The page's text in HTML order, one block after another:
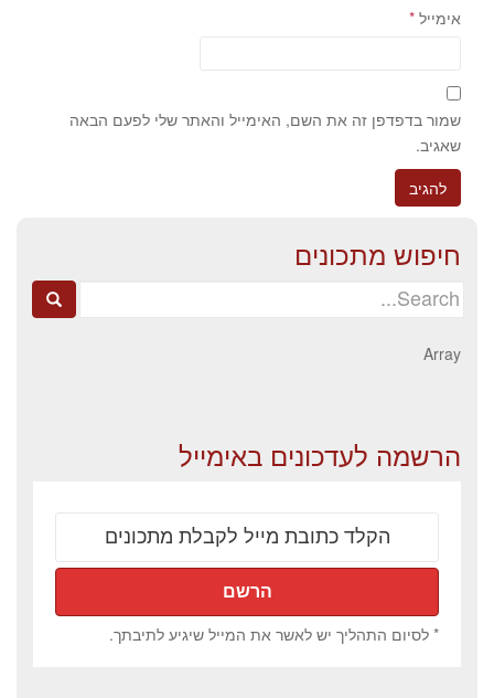
אימייל *
שמור בדפדפן זה את השם, האימייל והאתר שלי לפעם הבאה
שאגיב.
חיפוש מתכונים
Search
Array
הרשמה לעדכונים באימייל
* לסיום התהליך יש לאשר את המייל שיגיע לתיבתך.